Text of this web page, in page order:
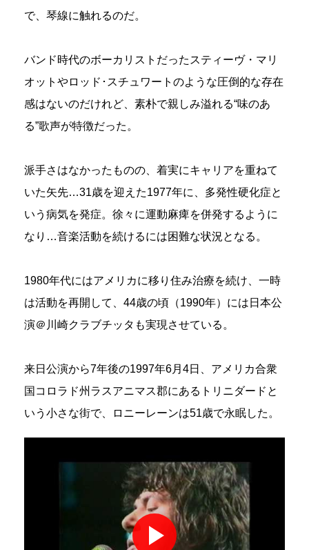
で、琴線に触れるのだ。
バンド時代のボーカリストだったスティーヴ・マリ
オットやロッド･スチュワートのような圧倒的な存在
感はないのだけれど、素朴で親しみ溢れる“味のあ
る”歌声が特徴だった。
派手さはなかったものの、着実にキャリアを重ねて
いた矢先…31歳を迎えた1977年に、多発性硬化症と
いう病気を発症。徐々に運動麻痺を併発するように
なり…音楽活動を続けるには困難な状況となる。
1980年代にはアメリカに移り住み治療を続け、一時
は活動を再開して、44歳の頃（1990年）には日本公
演＠川崎クラブチッタも実現させている。
来日公演から7年後の1997年6月4日、アメリカ合衆
国コロラド州ラスアニマス郡にあるトリニダードと
いう小さな街で、ロニーレーンは51歳で永眠した。